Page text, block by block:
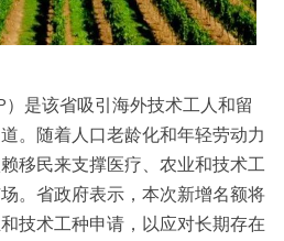
是该省吸引海外技术工人和留
。随着人口老龄化和年轻劳动力
移民来支撑医疗、农业和技术工
。省政府表示，本次新增名额将
技术工种申请，以应对长期存在